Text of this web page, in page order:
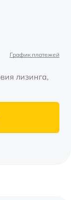
График платежей
лизинга,